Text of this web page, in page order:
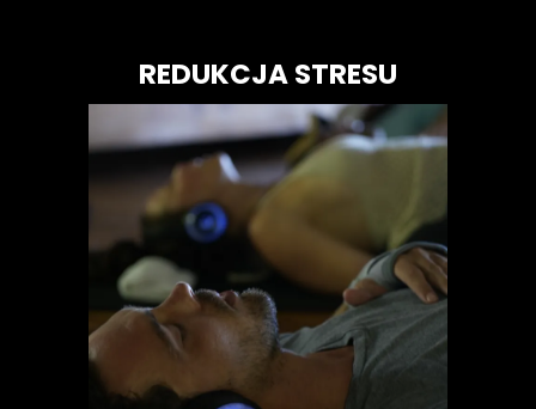
REDUKCJA STRESU